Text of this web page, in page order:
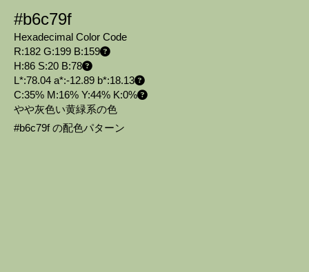
#b6c79f
Hexadecimal Color Code
R:182 G:199 B:159
H:86 S:20 B:78
L*:78.04 a*:-12.89 b*:18.13
C:35% M:16% Y:44% K:0%
やや灰色い黄緑系の色
#b6c79f の配色パターン